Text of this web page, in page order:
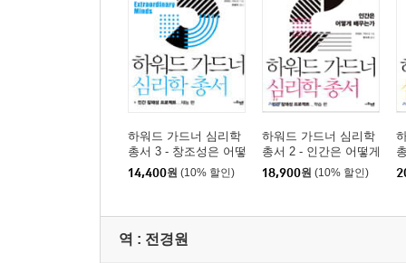
- 다시 생각해 보는 처음의 시나리오
- 젊은 언론인, 과학자, 그리고 배우들을 비교하기
- 연령 집단 간 차이들
Chapter 6 GW 권장하기
- GW의 6가지 요인
- Good Work에 대한 방편: 나로부터 견해
- 메시지
- 연구 참여자
하워드 가드너 심리학
총서 3 - 창조성은 어떻
게 만들어지는가
14,400원 (10% 할인)
하워드 가드너 심리학
총서 2 - 인간은 어떻게
배우는가
18,900원 (10% 할인)
역 : 전경원